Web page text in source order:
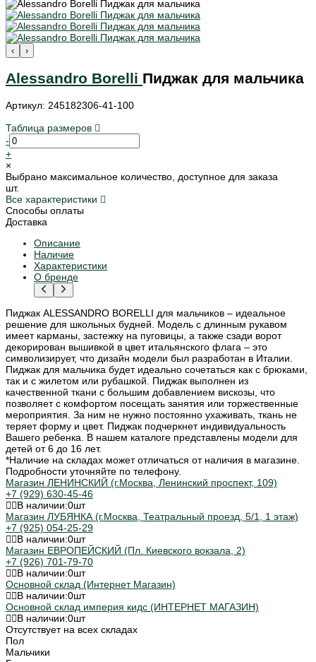
‹ ›
Alessandro Borelli Пиджак для мальчика
Артикул: 245182306-41-100
Таблица размеров
-
+
×
Выбрано максимальное количество, доступное для заказа
шт.
Все характеристики
Способы оплаты
Доставка
Описание
Наличие
Характеристики
О бренде
Пиджак ALESSANDRO BORELLI для мальчиков – идеальное
решение для школьных будней. Модель с длинным рукавом
имеет карманы, застежку на пуговицы, а также сзади ворот
декорирован вышивкой в цвет итальянского флага – это
символизирует, что дизайн модели был разработан в Италии.
Пиджак для мальчика будет идеально сочетаться как с брюками,
так и с жилетом или рубашкой. Пиджак выполнен из
качественной ткани с большим добавлением вискозы, что
позволяет с комфортом посещать занятия или торжественные
мероприятия. За ним не нужно постоянно ухаживать, ткань не
теряет форму и цвет. Пиджак подчеркнет индивидуальность
Вашего ребенка. В нашем каталоге представлены модели для
детей от 6 до 16 лет.
*Наличие на складах может отличаться от наличия в магазине.
Подробности уточняйте по телефону.
Магазин ЛЕНИНСКИЙ (г.Москва, Ленинский проспект, 109)
+7 (929) 630-45-46
В наличии:0шт
Магазин ЛУБЯНКА (г.Москва, Театральный проезд, 5/1, 1 этаж)
+7 (925) 054-25-29
В наличии:0шт
Магазин ЕВРОПЕЙСКИЙ (Пл. Киевского вокзала, 2)
+7 (926) 701-79-70
В наличии:0шт
Основной склад (Интернет Магазин)
В наличии:0шт
Основной склад империя кидс (ИНТЕРНЕТ МАГАЗИН)
В наличии:0шт
Отсутствует на всех складах
Пол
Мальчики